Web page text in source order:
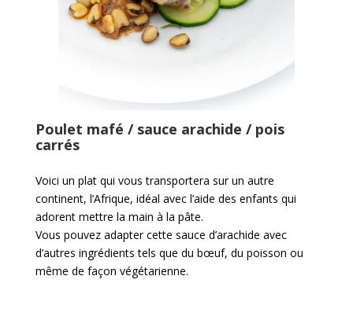
Poulet mafé / sauce arachide / pois
carrés
Voici un plat qui vous transportera sur un autre
continent, l’Afrique, idéal avec l’aide des enfants qui
adorent mettre la main à la pâte.
Vous pouvez adapter cette sauce d’arachide avec
d’autres ingrédients tels que du bœuf, du poisson ou
même de façon végétarienne.